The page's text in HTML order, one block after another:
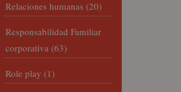
Relaciones humanas (20)
Responsabilidad Familiar
corporativa (63)
Role play (1)